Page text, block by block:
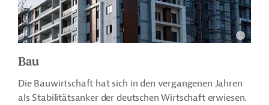
Bau
Die Bauwirtschaft hat sich in den vergangenen Jahren
als Stabilitätsanker der deutschen Wirtschaft erwiesen.